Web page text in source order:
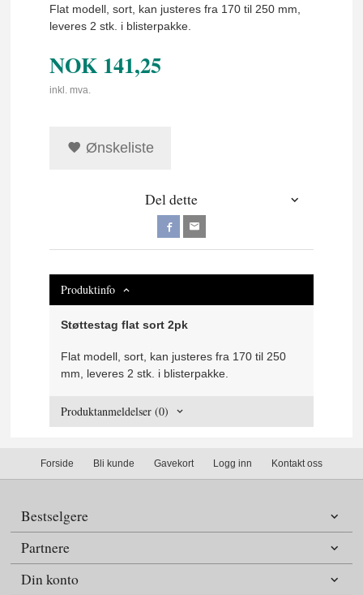
Flat modell, sort, kan justeres fra 170 til 250 mm,
leveres 2 stk. i blisterpakke.
NOK 141,25
inkl. mva.
Ønskeliste
Del dette
Produktinfo
Støttestag flat sort 2pk
Flat modell, sort, kan justeres fra 170 til 250
mm, leveres 2 stk. i blisterpakke.
Produktanmeldelser (0)
Forside Bli kunde Gavekort Logg inn Kontakt oss
Bestselgere
Partnere
Din konto